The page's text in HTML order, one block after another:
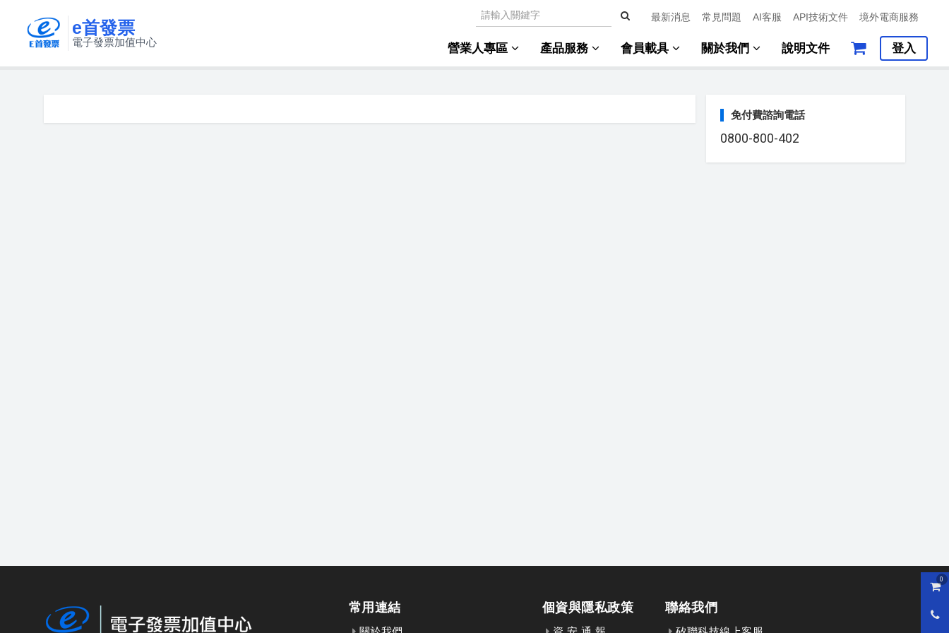
購
0
e首發票
電子發票加值中心
最新消息 常見問題 AI客服 API技術文件 境外電商服務
營業人專區 產品服務 會員載具 關於我們 說明文件 登入
免付費諮詢電話
0800-800-402
常用連結 個資與隱私政策 聯絡我們